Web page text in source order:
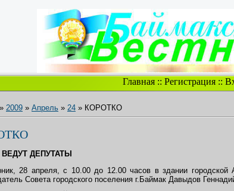
Главная:: Регистрация::
» 2009 » Апрель » 24 » КОРОТКО
ДЕПУТАТЫ
28 апреля, с 10.00 до 12.00 часов в здании городской
Совета городского поселения г.Баймак Давыдов